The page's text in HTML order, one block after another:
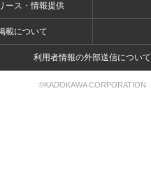
ース・情報提供
載について
利用者情報の外部送信について
©KADOKAWA CORPORATION